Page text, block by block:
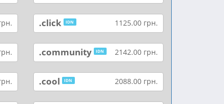
.click IDN 1125.00 грн.
.community IDN 2142.00 грн.
.cool IDN 2088.00 грн.